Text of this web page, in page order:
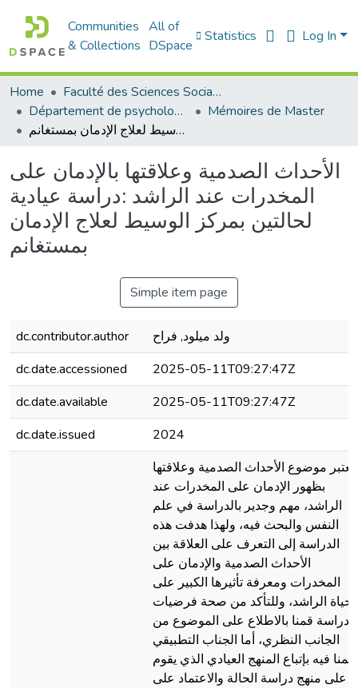
Communities
& Collections
All of
DSpace
Statistics Log In
Home
Faculté des Sciences Sociales
Département de psychologie
Mémoires de Master
الأحداث الصدمية وعلاقتها بالإدمان على المخدرات عند الراشد :دراسة عيادية لحالتين بمركز الوسيط لعلاج الإدمان بمستغانم
الأحداث الصدمية وعلاقتها بالإدمان على
المخدرات عند الراشد :دراسة عيادية
لحالتين بمركز الوسيط لعلاج الإدمان
بمستغانم
Simple item page
dc.contributor.author
ولد ميلود, فراح
dc.date.accessioned
2025-05-11T09:27:47Z
dc.date.available
2025-05-11T09:27:47Z
dc.date.issued
2024
يعتبر موضوع الأحداث الصدمية وعلاقتها
بظهور الإدمان على المخدرات عند
الراشد، مهم وجدير بالدراسة في علم
النفس والبحث فيه، ولهذا هدفت هذه
الدراسة إلى التعرف على العلاقة بين
الأحداث الصدمية والإدمان على
المخدرات ومعرفة تأثيرها الكبير على
حياة الراشد، وللتأكد من صحة فرضيات
الدراسة قمنا بالاطلاع على الموضوع من
الجانب النظري، أما الجناب التطبيقي
قمنا فيه بإتباع المنهج العيادي الذي يقوم
على منهج دراسة الحالة والاعتماد على